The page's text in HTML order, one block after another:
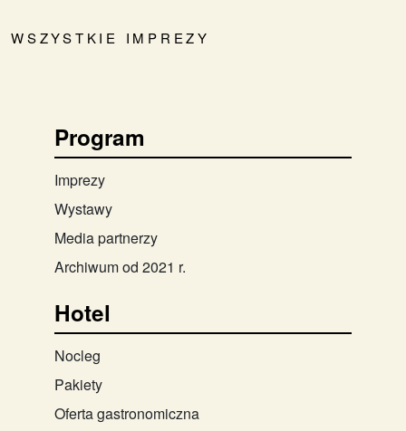
WSZYSTKIE IMPREZY
Program
Imprezy
Wystawy
Media partnerzy
Archiwum od 2021 r.
Hotel
Nocleg
Pakiety
Oferta gastronomiczna